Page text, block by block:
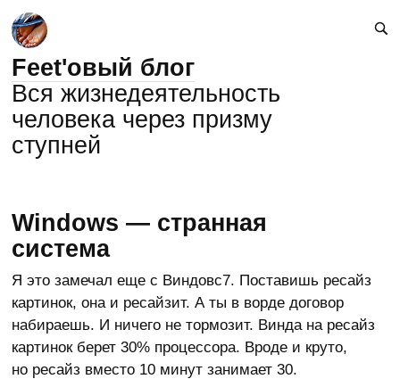
Feet'овый блог
Вся жизнедеятельность
человека через призму
ступней
Windows — странная
система
Я это замечал еще с Виндовс7. Поставишь ресайз
картинок, она и ресайзит. А ты в ворде договор
набираешь. И ничего не тормозит. Винда на ресайз
картинок берет 30% процессора. Вроде и круто,
но ресайз вместо 10 минут занимает 30.